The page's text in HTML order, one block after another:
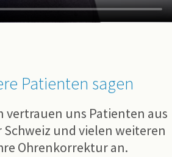
Patienten sagen
vertrauen uns Patienten aus
und vielen weiteren
Ohrenkorrektur an.